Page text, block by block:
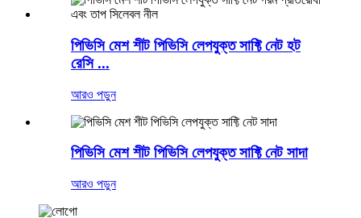
পিভিসি মেশ শীট পিভিসি লেপযুক্ত সাফ্টি নেট হট
রেসি ...
আরও পড়ুন
পিভিসি মেশ শীট পিভিসি লেপযুক্ত সাফ্টি নেট সাদা
আরও পড়ুন